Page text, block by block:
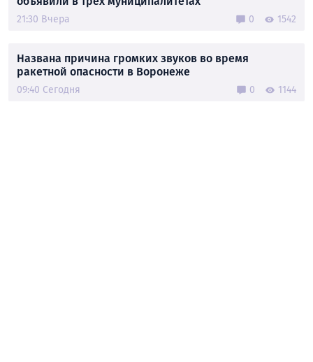
21:30 Вчера 0 1542
Названа причина громких звуков во время
ракетной опасности в Воронеже
09:40 Сегодня 0 1144